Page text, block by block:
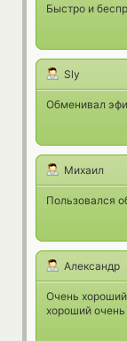
Быстро и
Sly
Обменивал
Михаил
Пользовался
Александр
Очень
хороший